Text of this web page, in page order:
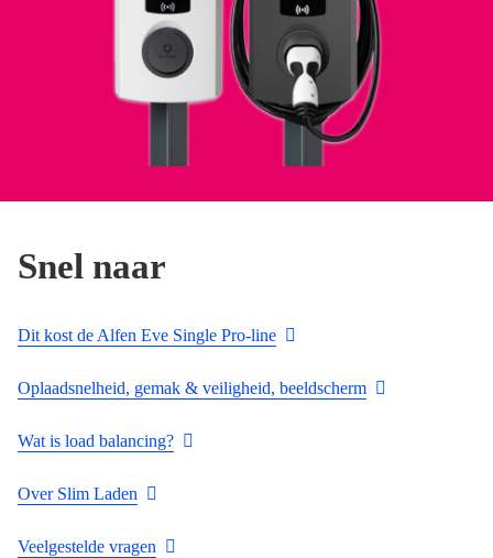
Snel naar
Dit kost de Alfen Eve Single Pro-line
Oplaadsnelheid, gemak & veiligheid, beeldscherm
Wat is load balancing?
Over Slim Laden
Veelgestelde vragen